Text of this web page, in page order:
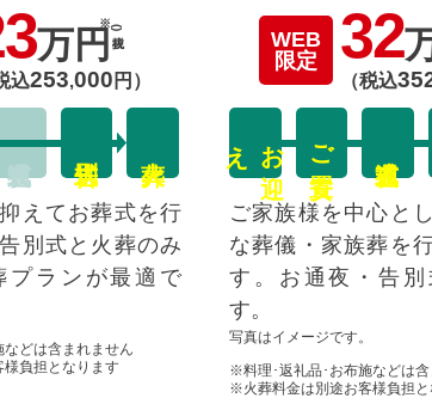
万円 (税抜)
込253,000 円）
えてお葬式を行
別式と火葬のみ
プランが最適で
どは含まれません
負担となります
WEB
限定
32
（税込
お
迎
え ご安置
ご家族様を中心と
な葬儀・家族葬を
す。お通夜・告別
す。
写真はイメージです。
※料理･返礼品･お布施などは含
※火葬料金は別途お客様負担